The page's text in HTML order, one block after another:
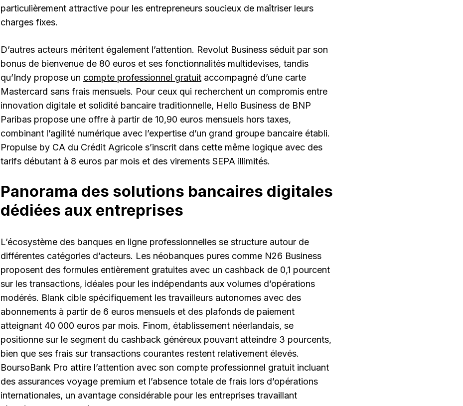
particulièrement attractive pour les entrepreneurs soucieux de maîtriser leurs
charges fixes.
D’autres acteurs méritent également l’attention. Revolut Business séduit par son
bonus de bienvenue de 80 euros et ses fonctionnalités multidevises, tandis
qu’Indy propose un compte professionnel gratuit accompagné d’une carte
Mastercard sans frais mensuels. Pour ceux qui recherchent un compromis entre
innovation digitale et solidité bancaire traditionnelle, Hello Business de BNP
Paribas propose une offre à partir de 10,90 euros mensuels hors taxes,
combinant l’agilité numérique avec l’expertise d’un grand groupe bancaire établi.
Propulse by CA du Crédit Agricole s’inscrit dans cette même logique avec des
tarifs débutant à 8 euros par mois et des virements SEPA illimités.
Panorama des solutions bancaires digitales
dédiées aux entreprises
L’écosystème des banques en ligne professionnelles se structure autour de
différentes catégories d’acteurs. Les néobanques pures comme N26 Business
proposent des formules entièrement gratuites avec un cashback de 0,1 pourcent
sur les transactions, idéales pour les indépendants aux volumes d’opérations
modérés. Blank cible spécifiquement les travailleurs autonomes avec des
abonnements à partir de 6 euros mensuels et des plafonds de paiement
atteignant 40 000 euros par mois. Finom, établissement néerlandais, se
positionne sur le segment du cashback généreux pouvant atteindre 3 pourcents,
bien que ses frais sur transactions courantes restent relativement élevés.
BoursoBank Pro attire l’attention avec son compte professionnel gratuit incluant
des assurances voyage premium et l’absence totale de frais lors d’opérations
internationales, un avantage considérable pour les entreprises travaillant